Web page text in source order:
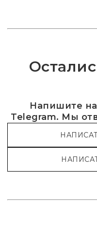
Напишите
Telegram. Мы